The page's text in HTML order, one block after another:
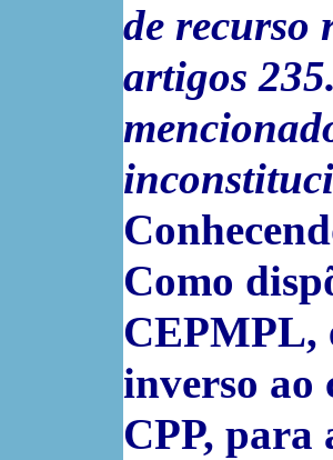
de recurso
artigos
Como
CEPMPL,
inverso ao
CPP, para